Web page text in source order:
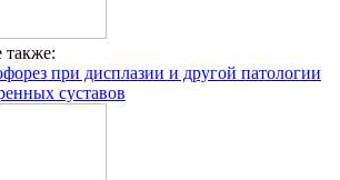
также:
при дисплазии и другой патологии
суставов